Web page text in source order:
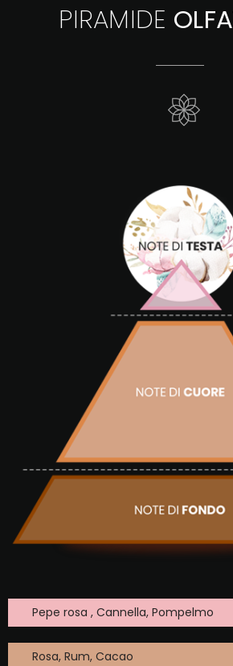
PIRAMIDE
Pepe rosa , Cannella, Pompelmo
Rosa, Rum, Cacao